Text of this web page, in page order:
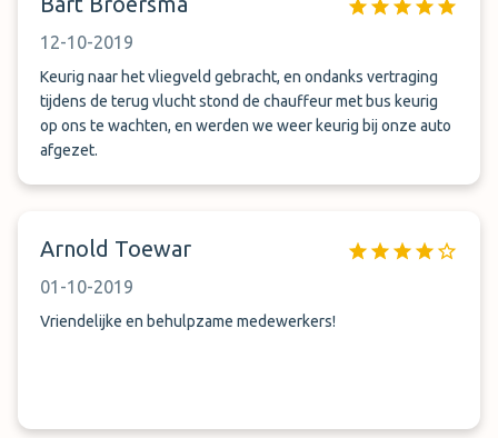
12-10-2019
Keurig naar het vliegveld gebracht, en ondanks vertraging
tijdens de terug vlucht stond de chauffeur met bus keurig
op ons te wachten, en werden we weer keurig bij onze auto
afgezet.
Arnold Toewar
01-10-2019
Vriendelijke en behulpzame medewerkers!